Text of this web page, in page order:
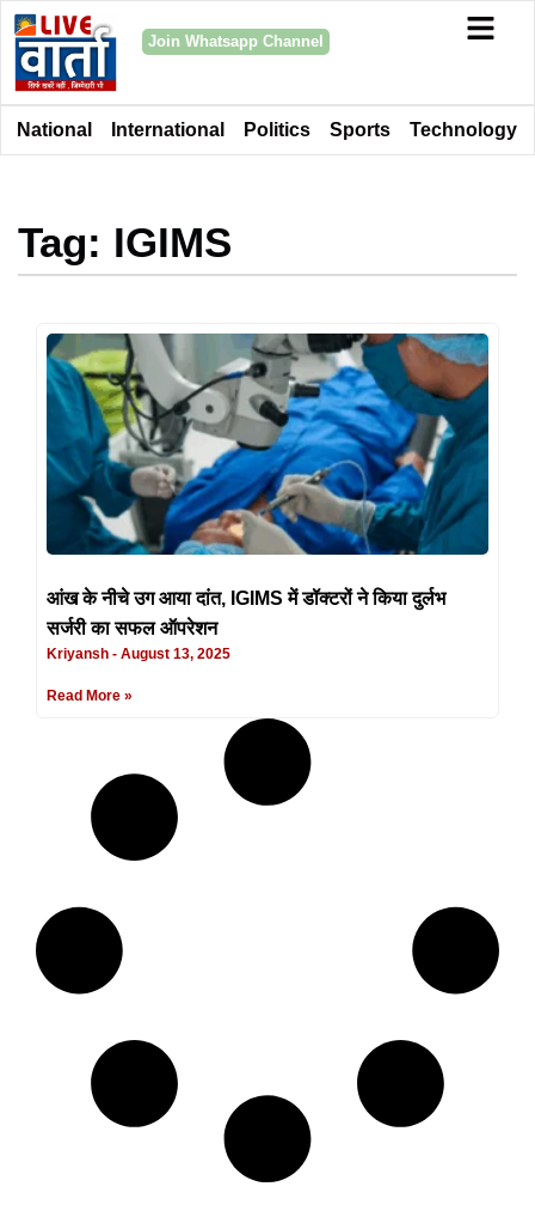
Join Whatsapp Channel
National International Politics Sports Technology
Tag: IGIMS
आंख के नीचे उग आया दांत, IGIMS में डॉक्टरों ने किया दुर्लभ
सर्जरी का सफल ऑपरेशन
Kriyansh August 13, 2025
Read More »